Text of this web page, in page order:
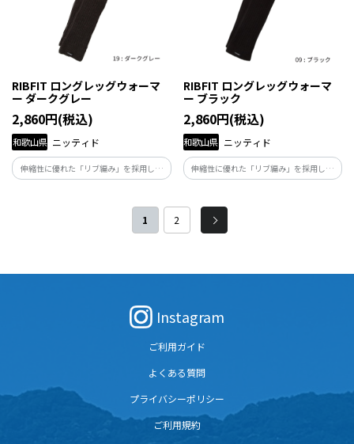
RIBFIT ロングレッグウォーマ
ー ダークグレー
2,860円(税込)
和歌山県 ニッティド
伸縮性に優れた「リブ編み」を採用し、
足首からニーハイまで優しく包み込むロ
しくくらしたい」と願う人たちの毎日に
そっと寄り添い、足元から健康を支える
RIBFIT ロングレッグウォーマ
ー ブラック
2,860円(税込)
和歌山県 ニッティド
伸縮性に優れた「リブ編み」を採用し、
足首からニーハイまで優しく包み込むロ
しくくらしたい」と願う人たちの毎日に
そっと寄り添い、足元から健康を支える
1 2
Instagram
ご利用ガイド
よくある質問
プライバシーポリシー
ご利用規約